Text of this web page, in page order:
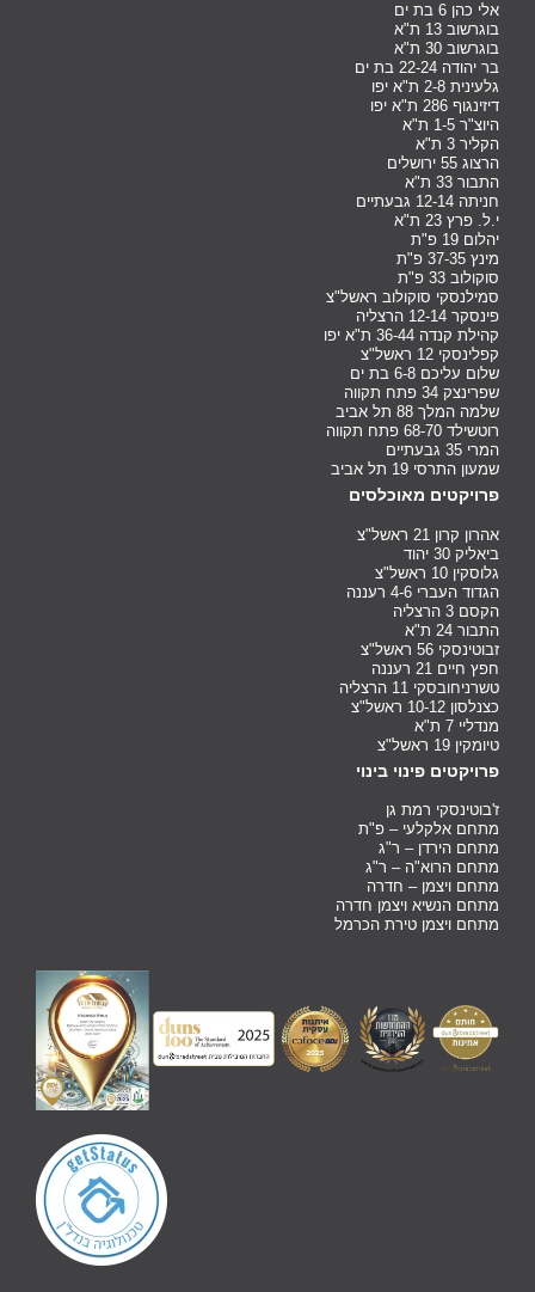
אלי כהן 6 בת ים
בוגרשוב 13 ת"א
בוגרשוב 30 ת"א
בר יהודה 22-24 בת ים
גלעינית 2-8 ת"א יפו
דיזינגוף 286 ת"א יפו
היוצ"ר 1-5 ת"א
הקליר 3 ת"א
הרצוג 55 ירושלים
התבור 33 ת"א
חניתה 12-14 גבעתיים
י.ל. פרץ 23 ת"א
יהלום 19 פ"ת
מינץ 37-35 פ"ת
סוקולוב 33 פ"ת
סמילנסקי סוקולוב ראשל"צ
פינסקר 12-14 הרצליה
קהילת קנדה 36-44 ת"א יפו
קפלינסקי 12 ראשל"צ
שלום עליכם 6-8 בת ים
שפרינצק 34 פתח תקווה
שלמה המלך 88 תל אביב
רוטשילד 68-70 פתח תקווה
המרי 35 גבעתיים
שמעון התרסי 19 תל אביב
פרויקטים מאוכלסים
אהרון קרון 21 ראשל"צ
ביאליק 30 יהוד
גלוסקין 10 ראשל"צ
הגדוד העברי 4-6 רעננה
הקסם 3 הרצליה
התבור 24 ת"א
זבוטינסקי 56 ראשל"צ
חפץ חיים 21 רעננה
טשרניחובסקי 11 הרצליה
כצנלסון 10-12 ראשל"צ
מנדליי 7 ת"א
טיומקין 19 ראשל"צ
פרויקטים פינוי בינוי
ז'בוטינסקי רמת גן
מתחם אלקלעי – פ"ת
מתחם הירדן – ר"ג
מתחם הרוא"ה – ר"ג
מתחם ויצמן – חדרה
מתחם הנשיא ויצמן חדרה
מתחם ויצמן טירת הכרמל